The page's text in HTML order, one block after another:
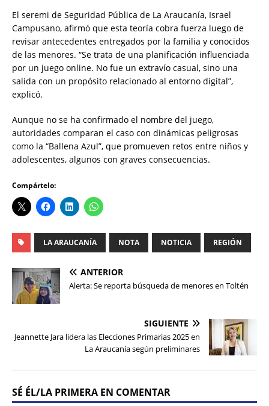
El seremi de Seguridad Pública de La Araucanía, Israel
Campusano, afirmó que esta teoría cobra fuerza luego de
revisar antecedentes entregados por la familia y conocidos
de las menores. “Se trata de una planificación influenciada
por un juego online. No fue un extravío casual, sino una
salida con un propósito relacionado al entorno digital”,
explicó.
Aunque no se ha confirmado el nombre del juego,
autoridades comparan el caso con dinámicas peligrosas
como la “Ballena Azul”, que promueven retos entre niños y
adolescentes, algunos con graves consecuencias.
Compártelo:
LA ARAUCANÍA NOTA NOTICIA REGIÓN
ANTERIOR
Alerta: Se reporta búsqueda de menores en Toltén
SIGUIENTE
Jeannette Jara lidera las Elecciones Primarias 2025 en
La Araucanía según preliminares
SÉ ÉL/LA PRIMERA EN COMENTAR